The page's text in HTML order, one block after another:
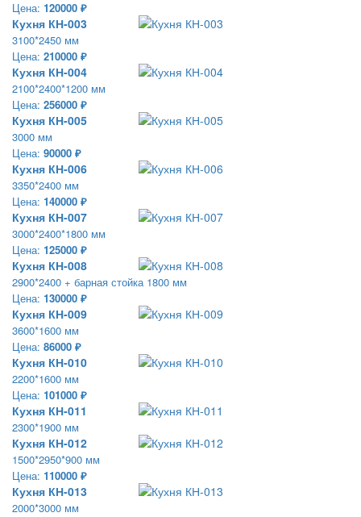
Цена: 120000 ₽
Кухня КН-003
3100*2450 мм
Цена: 210000 ₽
Кухня КН-004
2100*2400*1200 мм
Цена: 256000 ₽
Кухня КН-005
3000 мм
Цена: 90000 ₽
Кухня КН-006
3350*2400 мм
Цена: 140000 ₽
Кухня КН-007
3000*2400*1800 мм
Цена: 125000 ₽
Кухня КН-008
2900*2400 + барная стойка 1800 мм
Цена: 130000 ₽
Кухня КН-009
3600*1600 мм
Цена: 86000 ₽
Кухня КН-010
2200*1600 мм
Цена: 101000 ₽
Кухня КН-011
2300*1900 мм
Кухня КН-012
1500*2950*900 мм
Цена: 110000 ₽
Кухня КН-013
2000*3000 мм